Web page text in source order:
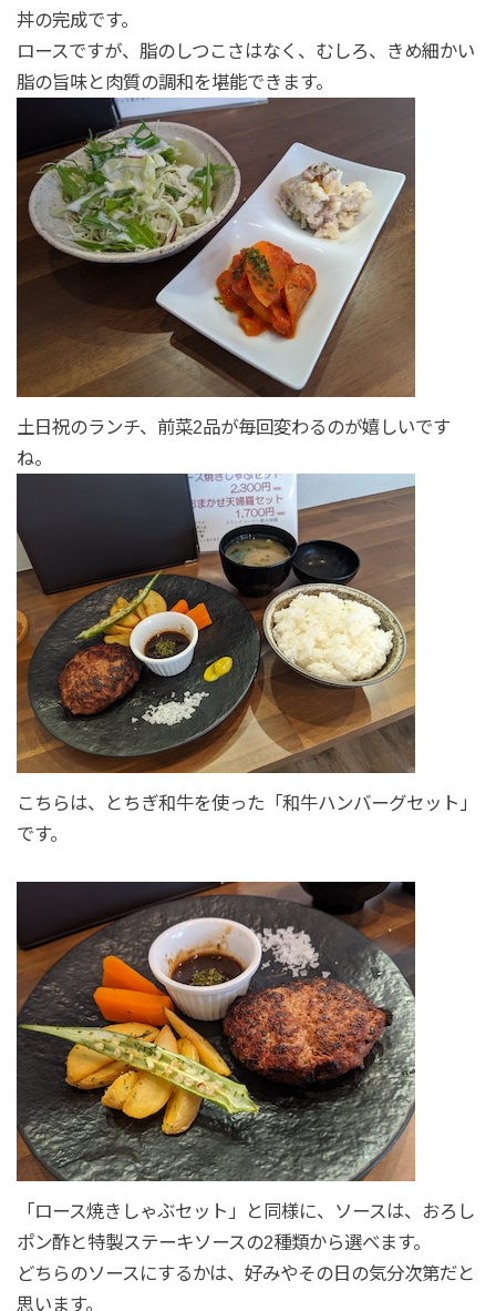
丼の完成です。
ロースですが、脂のしつこさはなく、むしろ、きめ細かい
脂の旨味と肉質の調和を堪能できます。
土日祝のランチ、前菜2品が毎回変わるのが嬉しいです
ね。
こちらは、とちぎ和牛を使った「和牛ハンバーグセット」
です。
「ロース焼きしゃぶセット」と同様に、ソースは、おろし
ポン酢と特製ステーキソースの2種類から選べます。
どちらのソースにするかは、好みやその日の気分次第だと
思います。